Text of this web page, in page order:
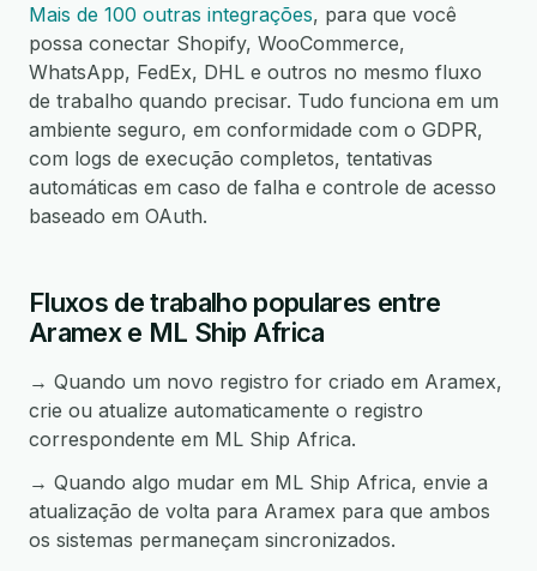
Mais de 100 outras integrações, para que você
possa conectar Shopify, WooCommerce,
WhatsApp, FedEx, DHL e outros no mesmo fluxo
de trabalho quando precisar. Tudo funciona em um
ambiente seguro, em conformidade com o GDPR,
com logs de execução completos, tentativas
automáticas em caso de falha e controle de acesso
baseado em OAuth.
Fluxos de trabalho populares entre
Aramex e ML Ship Africa
→ Quando um novo registro for criado em Aramex,
crie ou atualize automaticamente o registro
correspondente em ML Ship Africa.
→ Quando algo mudar em ML Ship Africa, envie a
atualização de volta para Aramex para que ambos
os sistemas permaneçam sincronizados.